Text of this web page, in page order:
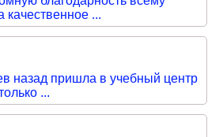
качественное ...
назад пришла в учебный центр
...